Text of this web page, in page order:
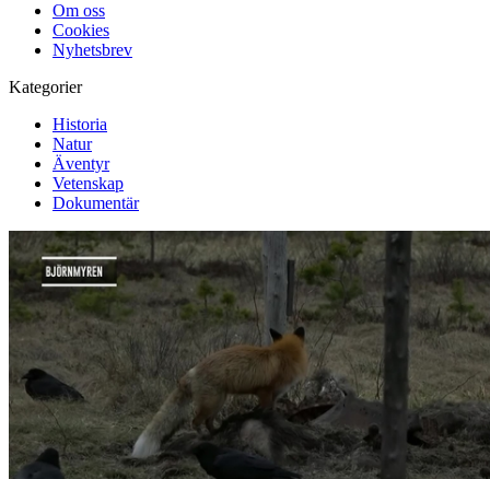
Om oss
Cookies
Nyhetsbrev
Kategorier
Historia
Natur
Äventyr
Vetenskap
Dokumentär